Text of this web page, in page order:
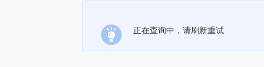
正在查询中，请刷新重试